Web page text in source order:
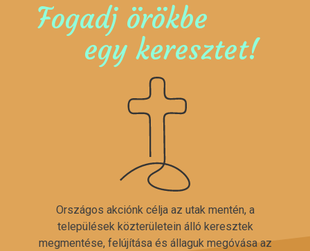
Fogadj örökbe
egy keresztet!
Országos akciónk célja az utak mentén, a
települések közterületein álló keresztek
megmentése, felújítása és állaguk megóvása az